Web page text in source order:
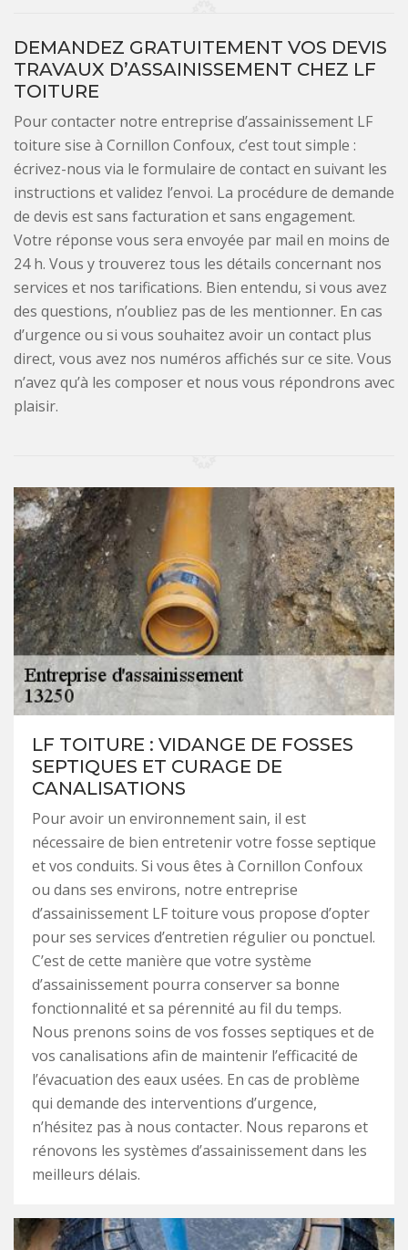
DEMANDEZ GRATUITEMENT VOS DEVIS
TRAVAUX D’ASSAINISSEMENT CHEZ LF
TOITURE
Pour contacter notre entreprise d’assainissement LF
toiture sise à Cornillon Confoux, c’est tout simple :
écrivez-nous via le formulaire de contact en suivant les
instructions et validez l’envoi. La procédure de demande
de devis est sans facturation et sans engagement.
Votre réponse vous sera envoyée par mail en moins de
24 h. Vous y trouverez tous les détails concernant nos
services et nos tarifications. Bien entendu, si vous avez
des questions, n’oubliez pas de les mentionner. En cas
d’urgence ou si vous souhaitez avoir un contact plus
direct, vous avez nos numéros affichés sur ce site. Vous
n’avez qu’à les composer et nous vous répondrons avec
plaisir.
LF TOITURE : VIDANGE DE FOSSES
SEPTIQUES ET CURAGE DE
CANALISATIONS
Pour avoir un environnement sain, il est
nécessaire de bien entretenir votre fosse septique
et vos conduits. Si vous êtes à Cornillon Confoux
ou dans ses environs, notre entreprise
d’assainissement LF toiture vous propose d’opter
pour ses services d’entretien régulier ou ponctuel.
C’est de cette manière que votre système
d’assainissement pourra conserver sa bonne
fonctionnalité et sa pérennité au fil du temps.
Nous prenons soins de vos fosses septiques et de
vos canalisations afin de maintenir l’efficacité de
l’évacuation des eaux usées. En cas de problème
qui demande des interventions d’urgence,
n’hésitez pas à nous contacter. Nous reparons et
rénovons les systèmes d’assainissement dans les
meilleurs délais.